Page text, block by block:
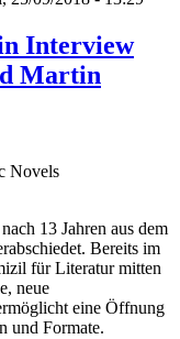
Interview
Martin
Novels
13 Jahren aus dem
Bereits im
für Literatur mitten
neue
eine Öffnung
und Formate.